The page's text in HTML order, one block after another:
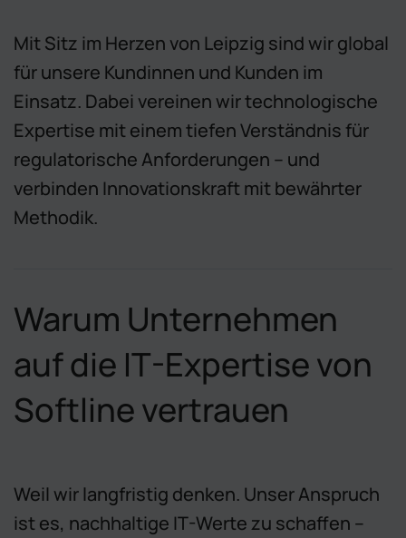
Mit Sitz im Herzen von Leipzig sind wir global
für unsere Kundinnen und Kunden im
Einsatz. Dabei vereinen wir technologische
Expertise mit einem tiefen Verständnis für
regulatorische Anforderungen – und
verbinden Innovationskraft mit bewährter
Methodik.
Warum Unternehmen
auf die IT-Expertise von
Softline vertrauen
Weil wir langfristig denken. Unser Anspruch
ist es, nachhaltige IT-Werte zu schaffen –